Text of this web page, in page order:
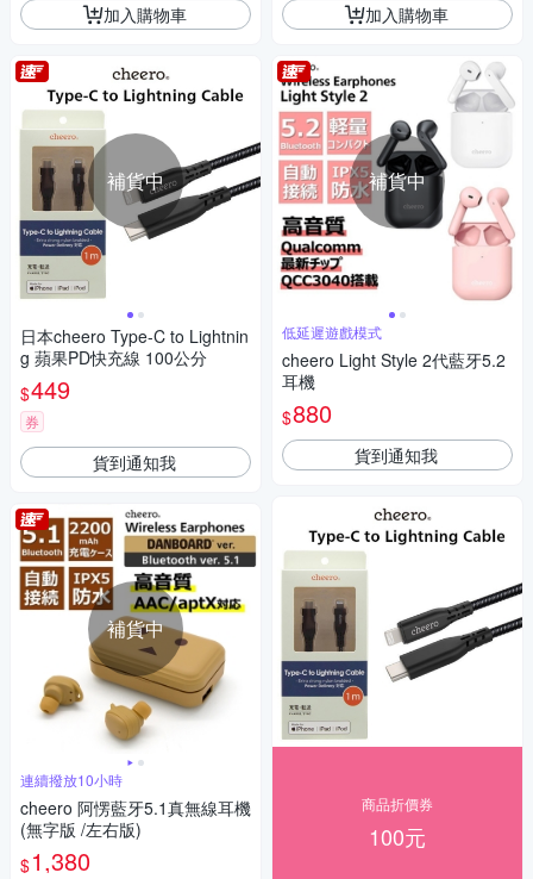
加入購物車
補貨中
日本cheero Type-C to Lightnin
g 蘋果PD快充線 100公分
$449
券
貨到通知我
補貨中
連續撥放10小時
cheero 阿愣藍牙5.1真無線耳機
(無字版 /左右版)
$1,380
加入購物車
補貨中
低延遲遊戲模式
cheero Light Style 2代藍牙5.2
耳機
$880
貨到通知我
商品折價券
100元